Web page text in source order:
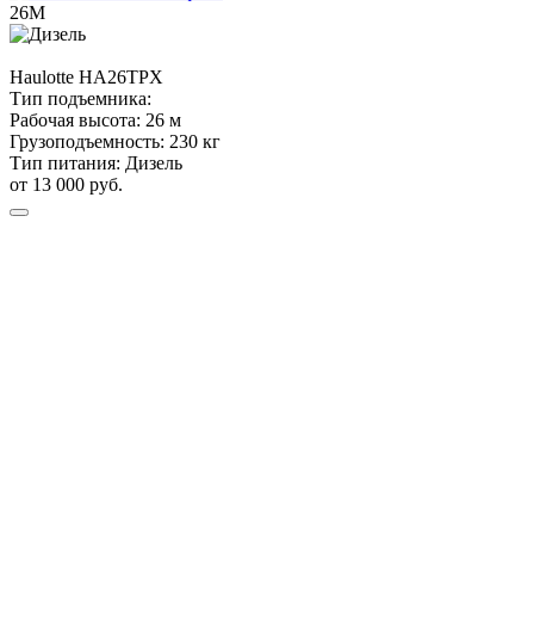
26М
Haulotte HА26TPX
Тип подъемника:
Рабочая высота: 26 м
Грузоподъемность: 230 кг
Тип питания: Дизель
от 13 000 руб.